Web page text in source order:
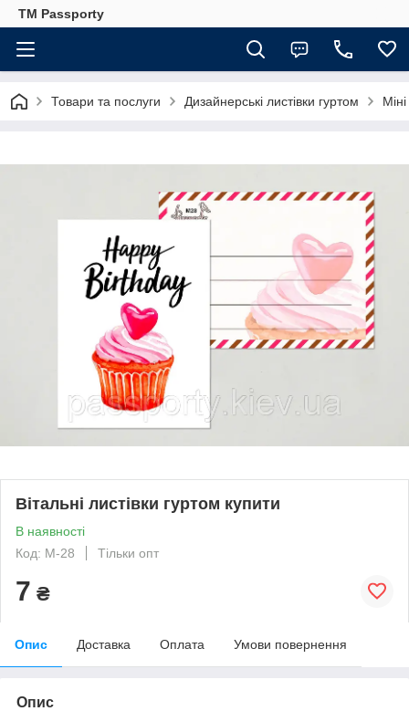
TM Passporty
Товари та послуги Дизайнерські листівки гуртом
Вітальні листівки гуртом купити
В наявності
Код: М-28
Тільки опт
7 ₴
Опис Доставка Оплата Умови повернення
Опис